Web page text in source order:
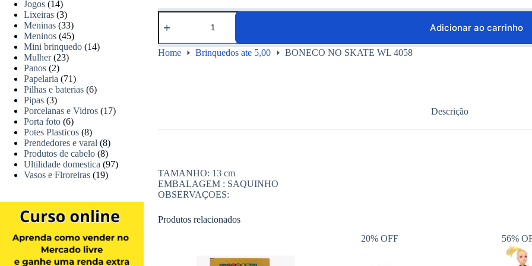
Adicionar ao carrinho
Home Brinquedos ate 5,00 BONECO NO SKATE WL 4058
Descrição
TAMANHO: 13 cm
EMBALAGEM : SAQUINHO
OBSERVAÇOES:
Produtos relacionados
20% OFF
56%
Jogos (14)
Lixeiras (3)
Meninas (33)
Meninos (45)
Mini brinquedo (14)
Mulher (23)
Panos (2)
Papelaria (71)
Pilhas e baterias (6)
Pipas (3)
Porcelanas e Vidros (17)
Porta foto (6)
Potes Plasticos (8)
Prendedores e varal (8)
Produtos de cabelo (8)
Ultilidade domestica (97)
Vasos e Flroreiras (19)